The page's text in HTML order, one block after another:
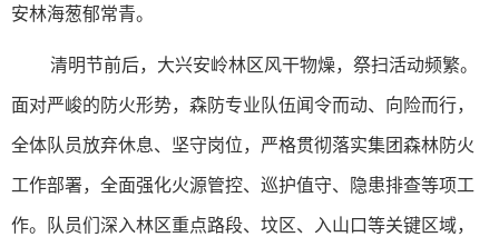
安林海葱郁常青。
清明节前后，大兴安岭林区风干物燥，祭扫活动频繁。
面对严峻的防火形势，森防专业队伍闻令而动、向险而行，
全体队员放弃休息、坚守岗位，严格贯彻落实集团森林防火
工作部署，全面强化火源管控、巡护值守、隐患排查等项工
作。队员们深入林区重点路段、坟区、入山口等关键区域，